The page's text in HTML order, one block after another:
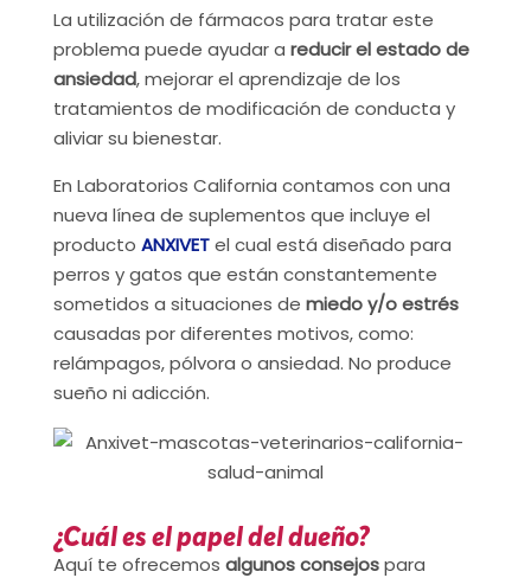
La utilización de fármacos para tratar este
problema puede ayudar a reducir el estado de
ansiedad, mejorar el aprendizaje de los
tratamientos de modificación de conducta y
aliviar su bienestar.
En Laboratorios California contamos con una
nueva línea de suplementos que incluye el
producto ANXIVETel cual está diseñado para
perros y gatos que están constantemente
sometidos a situaciones de miedo y/o estrés
causadas por diferentes motivos, como:
relámpagos, pólvora o ansiedad. No produce
sueño ni adicción.
¿Cuál es el papel del dueño?
Aquí te ofrecemos algunos consejospara